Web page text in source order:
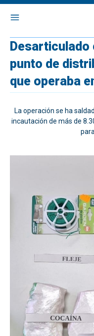
Desarticulado
punto de
que operaba
La operación se ha
incautación de más de